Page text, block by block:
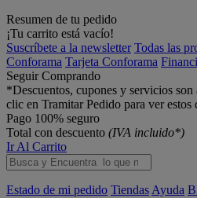
Resumen de tu pedido
¡Tu carrito está vacío!
Suscríbete a la newsletter Todas las
Conforama Tarjeta Conforama
Seguir Comprando
*Descuentos, cupones y servicios
clic en Tramitar Pedido para ver estos
Pago 100% seguro
Total con descuento (IVA incluido*)
Ir Al Carrito
Estado de mi pedido Tiendas Ayuda